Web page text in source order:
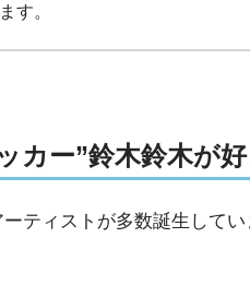
す。
カー”鈴木鈴木が
ティストが多数誕生してい